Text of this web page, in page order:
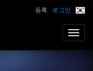
로그인
등록